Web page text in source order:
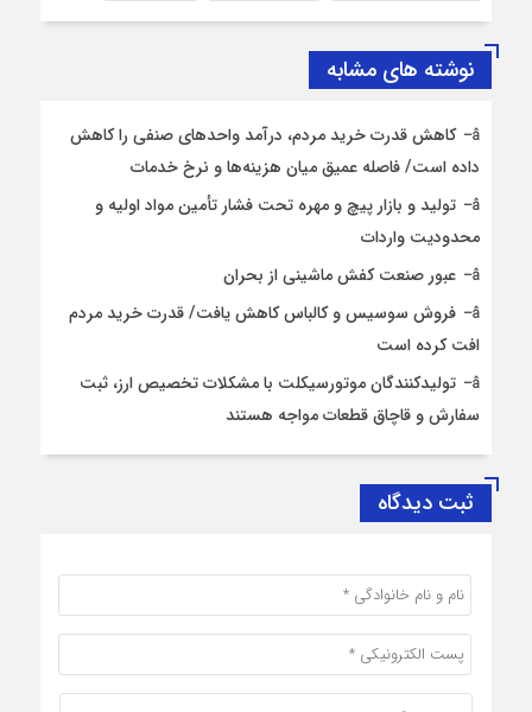
نوشته های مشابه
کاهش قدرت خرید مردم، درآمد واحدهای صنفی را کاهش
داده است/ فاصله عمیق میان هزینه‌ها و نرخ خدمات
تولید و بازار پیچ و مهره تحت فشار تأمین مواد اولیه و
محدودیت واردات
عبور صنعت کفش ماشینی از بحران
فروش سوسیس و کالباس کاهش یافت/ قدرت خرید مردم
افت کرده است
تولیدکنندگان موتورسیکلت با مشکلات تخصیص ارز، ثبت
سفارش و قاچاق قطعات مواجه هستند
ثبت دیدگاه